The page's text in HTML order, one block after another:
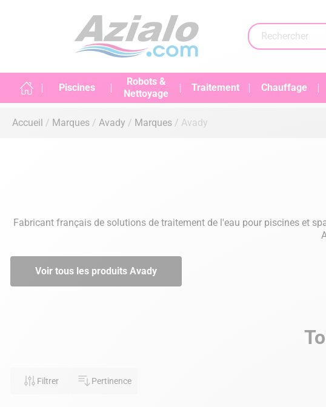
Piscines
Robots &
Nettoyage
Traitement Chauffage
Accueil Marques Avady Marques Avady
Fabricant français de solutions de traitement de l'eau pour piscines et
Voir tous les produits Avady
Filtrer Pertinence